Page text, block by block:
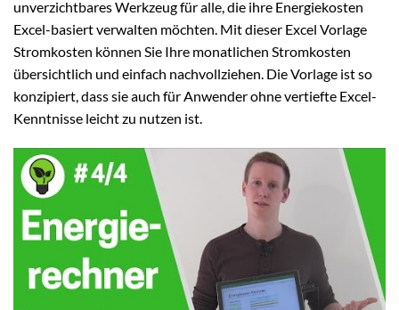
unverzichtbares Werkzeug für alle, die ihre Energiekosten
Excel-basiert verwalten möchten. Mit dieser Excel Vorlage
Stromkosten können Sie Ihre monatlichen Stromkosten
übersichtlich und einfach nachvollziehen. Die Vorlage ist so
konzipiert, dass sie auch für Anwender ohne vertiefte Excel-
Kenntnisse leicht zu nutzen ist.